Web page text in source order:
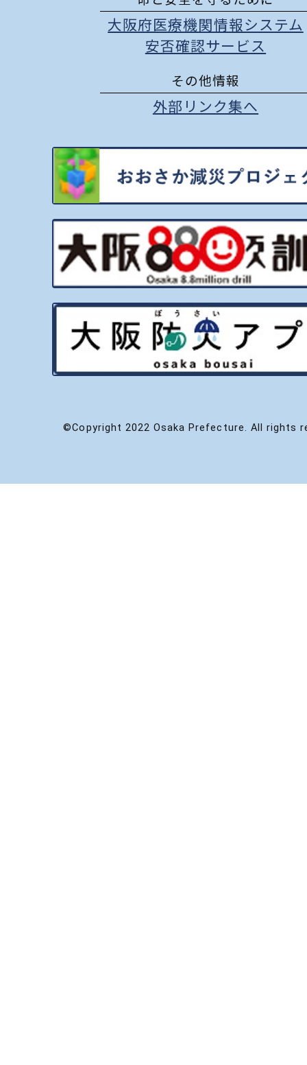
大阪府医療機関情報システム
安否確認サービス
その他情報
外部リンク集へ
©Copyright 2022 Osaka Prefecture. All rights